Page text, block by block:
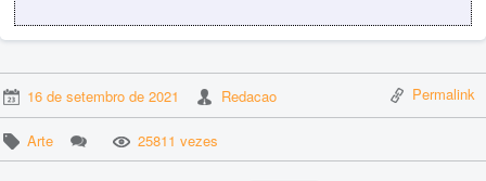
16 de setembro de 2021 Redacao Permalink
Arte 25811 vezes